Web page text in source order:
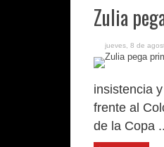
Zulia
jueves, 8 de
insistencia
frente al
de la Copa